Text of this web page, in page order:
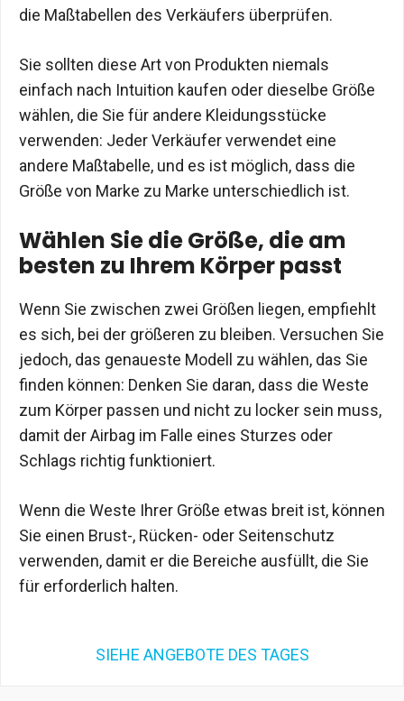
die Maßtabellen des Verkäufers überprüfen.
Sie sollten diese Art von Produkten niemals
einfach nach Intuition kaufen oder dieselbe Größe
wählen, die Sie für andere Kleidungsstücke
verwenden: Jeder Verkäufer verwendet eine
andere Maßtabelle, und es ist möglich, dass die
Größe von Marke zu Marke unterschiedlich ist.
Wählen Sie die Größe, die am
besten zu Ihrem Körper passt
Wenn Sie zwischen zwei Größen liegen, empfiehlt
es sich, bei der größeren zu bleiben. Versuchen Sie
jedoch, das genaueste Modell zu wählen, das Sie
finden können: Denken Sie daran, dass die Weste
zum Körper passen und nicht zu locker sein muss,
damit der Airbag im Falle eines Sturzes oder
Schlags richtig funktioniert.
Wenn die Weste Ihrer Größe etwas breit ist, können
Sie einen Brust-, Rücken- oder Seitenschutz
verwenden, damit er die Bereiche ausfüllt, die Sie
für erforderlich halten.
SIEHE ANGEBOTE DES TAGES